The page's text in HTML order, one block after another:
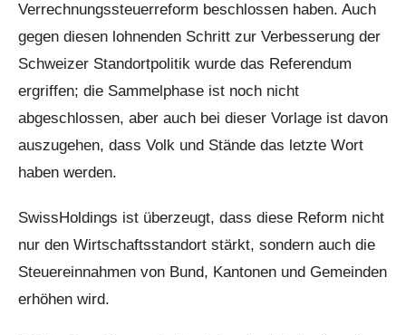
Verrechnungssteuerreform beschlossen haben. Auch
gegen diesen lohnenden Schritt zur Verbesserung der
Schweizer Standortpolitik wurde das Referendum
ergriffen; die Sammelphase ist noch nicht
abgeschlossen, aber auch bei dieser Vorlage ist davon
auszugehen, dass Volk und Stände das letzte Wort
haben werden.
SwissHoldings ist überzeugt, dass diese Reform nicht
nur den Wirtschaftsstandort stärkt, sondern auch die
Steuereinnahmen von Bund, Kantonen und Gemeinden
erhöhen wird.